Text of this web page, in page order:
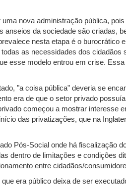
nova administração pública,
da sociedade são criadas,
nesta etapa é o burocrático
as necessidades dos
esse modelo entrou em crise.
"a coisa pública" deveria se
era de que o setor privado
começou a mostrar interesse
das privatizações, que na
Pós-Social onde há fiscalização
dentro de limitações e condições
entre cidadãos/
era público deixa de ser